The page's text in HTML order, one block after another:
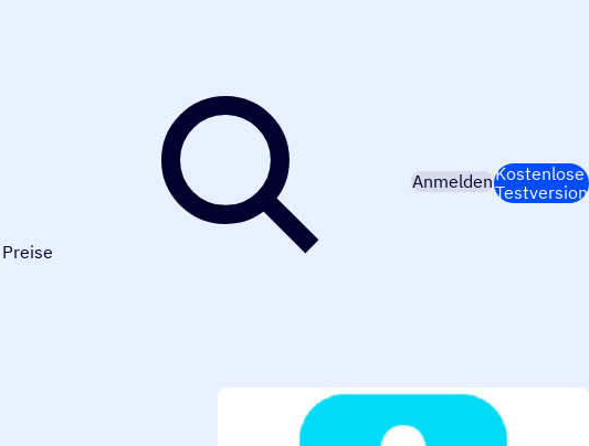
Preise
AnmeldenKostenlose
Testversion